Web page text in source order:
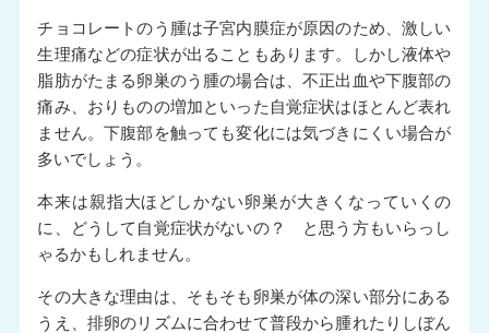
チョコレートのう腫は子宮内膜症が原因のため、激しい
生理痛などの症状が出ることもあります。しかし液体や
脂肪がたまる卵巣のう腫の場合は、不正出血や下腹部の
痛み、おりものの増加といった自覚症状はほとんど表れ
ません。下腹部を触っても変化には気づきにくい場合が
多いでしょう。
本来は親指大ほどしかない卵巣が大きくなっていくの
に、どうして自覚症状がないの？ と思う方もいらっし
ゃるかもしれません。
その大きな理由は、そもそも卵巣が体の深い部分にある
うえ、排卵のリズムに合わせて普段から腫れたりしぼん